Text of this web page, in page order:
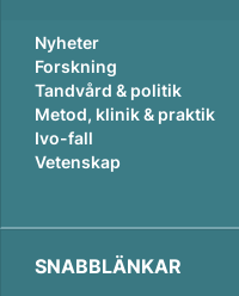
Nyheter
Forskning
Tandvård & politik
Metod, klinik & praktik
Ivo-fall
Vetenskap
SNABBLÄNKAR